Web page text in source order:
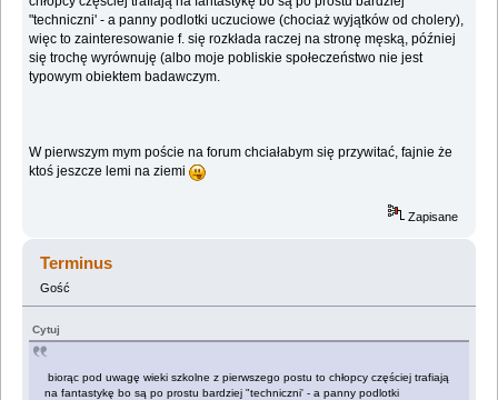
"techniczni' - a panny podlotki uczuciowe (chociaż wyjątków od cholery),
więc to zainteresowanie f. się rozkłada raczej na stronę męską, później
się trochę wyrównuję (albo moje pobliskie społeczeństwo nie jest
typowym obiektem badawczym.
W pierwszym mym poście na forum chciałabym się przywitać, fajnie że
ktoś jeszcze lemi na ziemi
Zapisane
Terminus
Gość
Cytuj
biorąc pod uwagę wieki szkolne z pierwszego postu to chłopcy częściej trafiają
na fantastykę bo są po prostu bardziej "techniczni' - a panny podlotki